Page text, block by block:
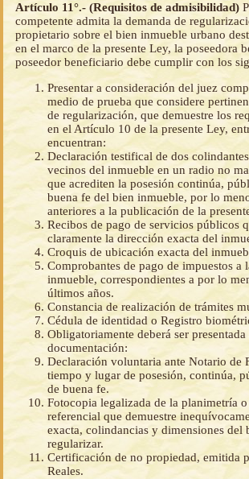
Artículo 11°.- (Requisitos de admisibilidad)
competente admita la demanda de
propietario sobre el bien inmueble urbano
en el marco de la presente Ley, la poseedora
poseedor beneficiario debe cumplir con los
Presentar a consideración del juez
medio de prueba que considere
de regularización, que demuestre los
en el Artículo 10 de la presente Ley,
encuentran:
Declaración testifical de dos
vecinos del inmueble en un radio no
que acrediten la posesión continúa,
buena fe del bien inmueble, por lo
anteriores a la publicación de la
Recibos de pago de servicios públicos
claramente la dirección exacta del
Croquis de ubicación exacta del
Comprobantes de pago de impuestos a
inmueble, correspondientes a por lo
últimos años.
Constancia de realización de trámites
Cédula de identidad o Registro
Obligatoriamente deberá ser
documentación:
Declaración voluntaria ante Notario de
tiempo y lugar de posesión, continúa,
de buena fe.
Fotocopia legalizada de la planimetría
referencial que demuestre
exacta, colindancias y dimensiones del
regularizar.
Certificación de no propiedad, emitida
Reales.